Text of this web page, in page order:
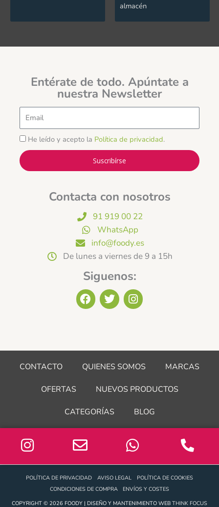
almacén
Entérate de todo. Apúntate a
nuestra Newsletter
He leído y acepto la Política de privacidad.
Suscribírse
Contacta con nosotros
91 919 00 22
WhatsApp
info@foody.es
De lunes a viernes de 9 a 15h
Siguenos:
F
a
o
k
T
w
e
I
n
g
a
CONTACTO QUIENES SOMOS MARCAS
OFERTAS NUEVOS PRODUCTOS
CATEGORÍAS BLOG
POLÍTICA DE PRIVACIDAD AVISO LEGAL
POLÍTICA DE COOKIES
CONDICIONES DE COMPRA
ENVÍOS Y COSTES
COPYRIGHT © 2026 FOODY | DISEÑO Y MANTENIMIENTO WEB THINK FOCUS